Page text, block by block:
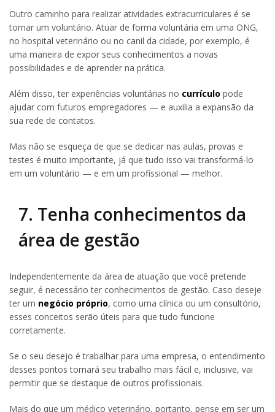
Outro caminho para realizar atividades extracurriculares é se
tornar um voluntário. Atuar de forma voluntária em uma ONG,
no hospital veterinário ou no canil da cidade, por exemplo, é
uma maneira de expor seus conhecimentos a novas
possibilidades e de aprender na prática.
Além disso, ter experiências voluntárias no currículo pode
ajudar com futuros empregadores — e auxilia a expansão da
sua rede de contatos.
Mas não se esqueça de que se dedicar nas aulas, provas e
testes é muito importante, já que tudo isso vai transformá-lo
em um voluntário — e em um profissional — melhor.
7. Tenha conhecimentos da
área de gestão
Independentemente da área de atuação que você pretende
seguir, é necessário ter conhecimentos de gestão. Caso deseje
ter um negócio próprio, como uma clínica ou um consultório,
esses conceitos serão úteis para que tudo funcione
corretamente.
Se o seu desejo é trabalhar para uma empresa, o entendimento
desses pontos tornará seu trabalho mais fácil e, inclusive, vai
permitir que se destaque de outros profissionais.
Mais do que um médico veterinário, portanto, pense em ser um